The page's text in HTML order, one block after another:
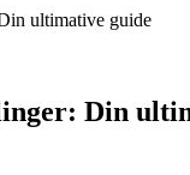
ultimative guide
Din